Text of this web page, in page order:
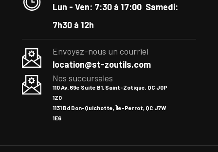
Lun - Ven: 7:30 à 17:00 Samedi:
7h30 à 12h
Envoyez-nous un courriel
location@st-zoutils.com
Nos succursales
110 Av. 69e Suite B1, Saint-Zotique, QC J0P
1Z0
1131 Bd Don-Quichotte, Île-Perrot, QC J7W
1E6